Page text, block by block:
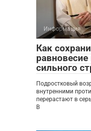
Информация
Как
сильного
Подростковый
внутренними
перерастают в
В